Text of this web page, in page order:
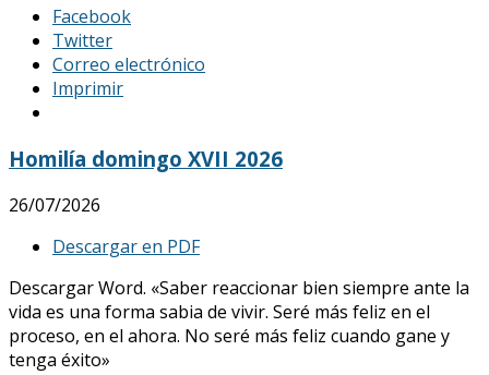
Facebook
Twitter
Correo electrónico
Imprimir
Homilía domingo XVII 2026
26/07/2026
Descargar en PDF
Descargar Word. «Saber reaccionar bien siempre ante la
vida es una forma sabia de vivir. Seré más feliz en el
proceso, en el ahora. No seré más feliz cuando gane y
tenga éxito»